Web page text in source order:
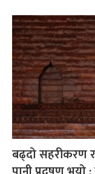
बढ्दो सहरीकरण